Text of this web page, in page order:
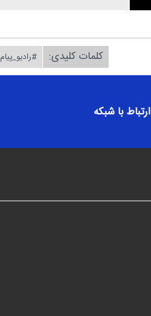
کلمات کلیدی: #رادیو_پیام
ارتباط با شبکه